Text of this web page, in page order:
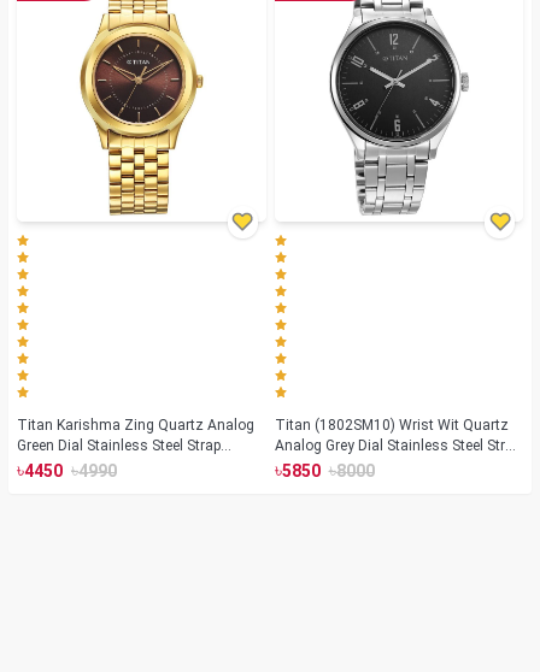
Titan Karishma Zing Quartz Analog
Green Dial Stainless Steel Strap
Watch For Men (1648YM06)
৳4450 ৳4990
Titan (1802SM10) Wrist Wit Quartz
Analog Grey Dial Stainless Steel Strap
Watch for Men
৳5850 ৳8000